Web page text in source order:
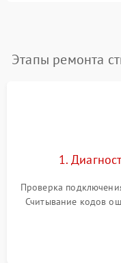
Этапы ремонта
1.
Проверка
Считывание кодов
выявления